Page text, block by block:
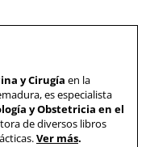
y Cirugía en la
es especialista
y Obstetricia en el
de diversos libros
Ver más.